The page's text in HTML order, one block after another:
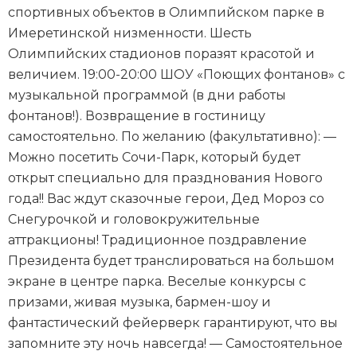
спортивных объектов в Олимпийском парке в
Имеретинской низменности. Шесть
Олимпийских стадионов поразят красотой и
величием. 19:00-20:00 ШОУ «Поющих фонтанов» с
музыкальной программой (в дни работы
фонтанов!). Возвращение в гостиницу
самостоятельно. По желанию (факультативно): —
Можно посетить Сочи-Парк, который будет
открыт специально для празднования Нового
года!! Вас ждут сказочные герои, Дед Мороз со
Снегурочкой и головокружительные
аттракционы! Традиционное поздравление
Президента будет транслироваться на большом
экране в центре парка. Веселые конкурсы с
призами, живая музыка, бармен-шоу и
фантастический фейерверк гарантируют, что вы
запомните эту ночь навсегда! — Самостоятельное